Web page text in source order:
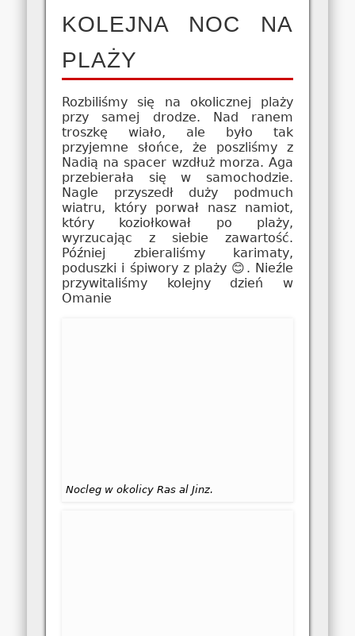
KOLEJNA NOC NA
PLAŻY
Rozbiliśmy się na okolicznej plaży
przy samej drodze. Nad ranem
troszkę wiało, ale było tak
przyjemne słońce, że poszliśmy z
Nadią na spacer wzdłuż morza. Aga
przebierała się w samochodzie.
Nagle przyszedł duży podmuch
wiatru, który porwał nasz namiot,
który koziołkował po plaży,
wyrzucając z siebie zawartość.
Później zbieraliśmy karimaty,
poduszki i śpiwory z plaży 😊. Nieźle
przywitaliśmy kolejny dzień w
Omanie
Nocleg w okolicy Ras al Jinz.